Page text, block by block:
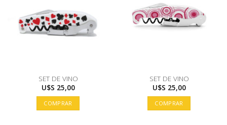
SET DE VINO
U$S 25,00
COMPRAR
SET DE VINO
U$S 25,00
COMPRAR